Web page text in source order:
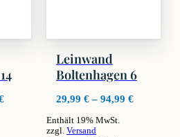
Preisspanne:
Leinwand
Boltenhagen 6
29,99 € – 94,99 €
Enthält 19% MwSt.
zzgl. Versand